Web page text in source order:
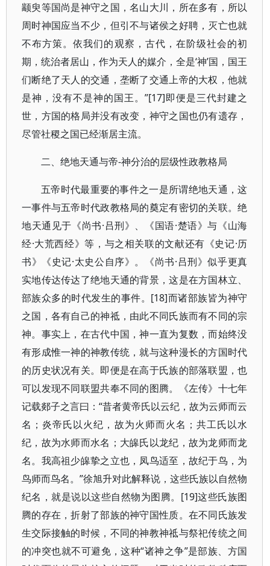
颛臾等国尚是神守之国，名山大川，所在多有，所以
周时神国应当不少，但引不与诸侯之好聘，灭亡也就
不布方策。依我们的观察，古代，在阶级社会的初
期，统治者居山，作为天人的媒介，全是‘神’国，国王
们断绝了天人的交通，垄断了交通上帝的大权，他就
是神，没有不是神的国王。”[17]即便是三代封建之
世，方国的格局并没有改变，神守之国也仍有遗存，
尽管社稷之国已经渐居主流。
二、绝地天通与帝-神分治的层级性政教格局
五帝时代最重要的事件之一是所谓绝地天通，这
一事件与五帝时代政教格局的奠定有密切的关联。绝
地天通见于《尚书·吕刑》、《国语·楚语》与《山海
经·大荒西经》等，与之相关联的文献还有《史记·历
书》《史记·太史公自序》。《尚书·吕刑》似乎更真
实地传达传达了绝地天通的背景，这是在方国林立、
部族众多的时代发生的事件。[18]而诸部族皆为神守
之国，各有自己的神祗，由此不同氏族而有不同的宗
神。事实上，在古代中国，神一直为复数，而始终没
有形成惟一神的神教传统，就与这种漫长的方国时代
的历史状况有关。即便是在高于氏族的部落联盟，也
可以发现不同联盟共奉不同的图腾。《左传》十七年
记载郯子之言曰：“昔者黄帝氏以云纪，故为云师而云
名；炎帝氏以火纪，故为火师而火名；共工氏以水
纪，故为水师而水名；大皞氏以龙纪，故为龙师而龙
名。我高祖少皞挚之立也，凤鸟适至，故纪于鸟，为
鸟师而鸟名。”徐旭升对此解释说，这些氏族以自然物
纪名，就是说以这些自然物为图腾。[19]这些氏族图
腾的存在，折射了部族的神守国性质。在不同氏族发
生交际接触的时候，不同的神教神祗与祭祀传统之间
的冲突也就不可避免，这种“诸神之争”是部族、方国